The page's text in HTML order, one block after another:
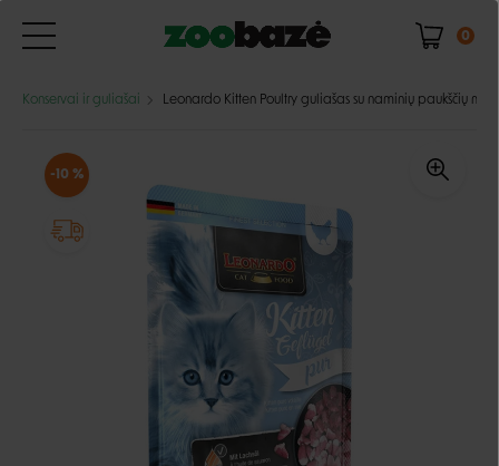
0
Konservai ir guliašai Leonardo Kitten Poultry guliašas su naminių paukščių
-10 %